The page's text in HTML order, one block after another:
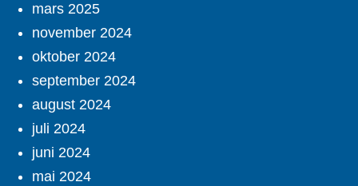
mars 2025
november 2024
oktober 2024
september 2024
august 2024
juli 2024
juni 2024
mai 2024